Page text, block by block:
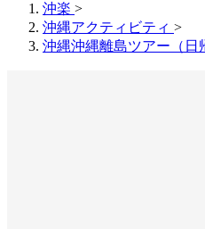
沖楽 >
沖縄アクティビティ >
沖縄沖縄離島ツアー（日